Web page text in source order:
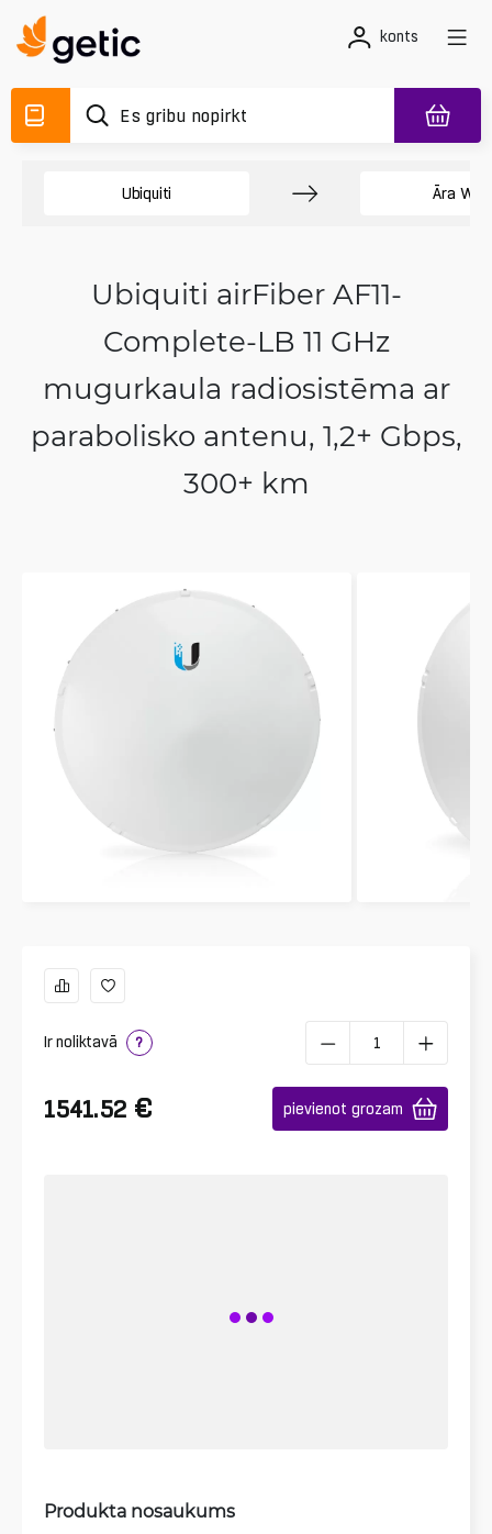
konts
Ubiquiti Āra Wi-
Ubiquiti airFiber AF11-
Complete-LB 11 GHz
mugurkaula radiosistēma ar
parabolisko antenu, 1,2+ Gbps,
300+ km
Ir noliktavā ?
1541.52 € pievienot grozam
Produkta nosaukums